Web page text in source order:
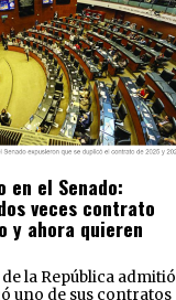
en el Senado:
veces contrato
y ahora quieren
de la República admitió
uno de sus contratos